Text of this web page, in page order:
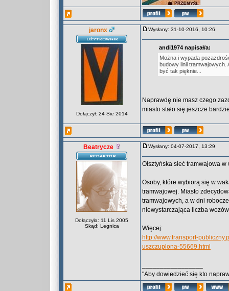
jaronx
Dołączył: 24 Sie 2014
Wysłany: 31-10-2016, 10:26
andi1974 napisał/a:
Można i wypada
budowy linii tramwajowych.
być tak pięknie...
Naprawdę nie masz czego
miasto stało się jeszcze
Beatrycze
Dołączyła: 11 Lis 2005
Skąd: Legnica
Wysłany: 04-07-2017, 13:29
Olsztyńska sieć tramwajowa
Osoby, które wybiorą się w
tramwajowej. Miasto
tramwajowych, a w dni
niewystarczająca liczba
Więcej:
http://www.transport-
uszczuplona-55669.html
"Aby dowiedzieć się kto